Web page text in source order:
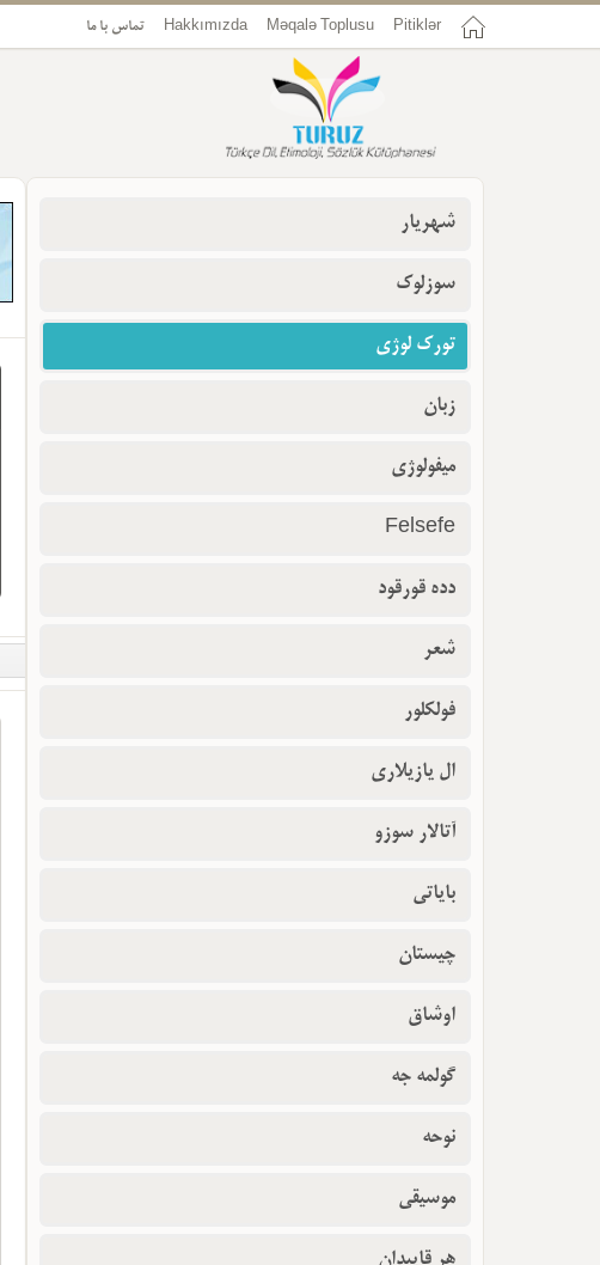
Pitiklər
Məqalə Toplusu
Hakkımızda تماس با ما
شهریار
سوزلوک
تورک لوژی
زبان
میفولوژی
Felsefe
دده قورقود
شعر
فولکلور
ال یازیلاری
آتالار سوزو
بایاتی
چیستان
اوشاق
گولمه جه
نوحه
موسیقی
هر قاپیدان